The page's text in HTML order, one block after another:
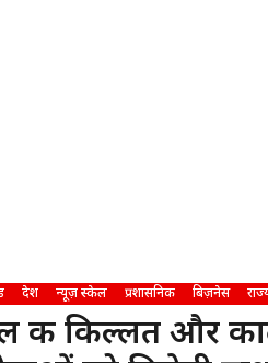
देश न्यूज़ स्केल प्रशासनिक बिज़नेस
की किल्लत और